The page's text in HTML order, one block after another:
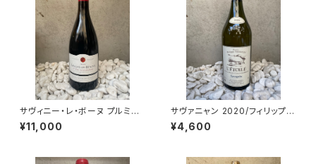
サヴィニー・レ・ボーヌ プルミエ・
クリュ レ・グラヴァン 2009/ドメ
ーヌ・パヴロ
¥11,000
サヴァニャン 2020/フィリップ・
ヴァンデル
¥4,600